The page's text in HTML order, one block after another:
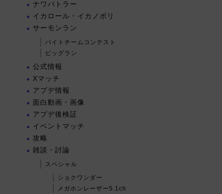
ナワバトラー
イカロール・イカノボリ
サーモンラン
バイトチームコンテスト
ビッグラン
公式情報
Xマッチ
アプデ情報
面白動画・画像
アプデ後検証
イベントマッチ
攻略
雑談・討論
スペシャル
ショクワンダー
メガホンレーザー5.1ch